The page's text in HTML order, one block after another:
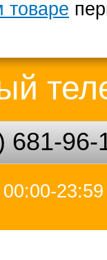
товаре
681-96-
23:59